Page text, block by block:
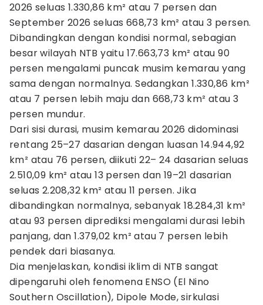
2026 seluas 1.330,86 km² atau 7 persen dan
September 2026 seluas 668,73 km² atau 3 persen.
Dibandingkan dengan kondisi normal, sebagian
besar wilayah NTB yaitu 17.663,73 km² atau 90
persen mengalami puncak musim kemarau yang
sama dengan normalnya. Sedangkan 1.330,86 km²
atau 7 persen lebih maju dan 668,73 km² atau 3
persen mundur.
Dari sisi durasi, musim kemarau 2026 didominasi
rentang 25–27 dasarian dengan luasan 14.944,92
km² atau 76 persen, diikuti 22– 24 dasarian seluas
2.510,09 km² atau 13 persen dan 19–21 dasarian
seluas 2.208,32 km² atau 11 persen. Jika
dibandingkan normalnya, sebanyak 18.284,31 km²
atau 93 persen diprediksi mengalami durasi lebih
panjang, dan 1.379,02 km² atau 7 persen lebih
pendek dari biasanya.
Dia menjelaskan, kondisi iklim di NTB sangat
dipengaruhi oleh fenomena ENSO (El Nino
Southern Oscillation), Dipole Mode, sirkulasi